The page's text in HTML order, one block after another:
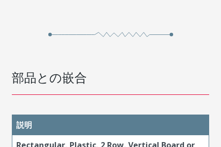
部品との嵌合
説明
Rectangular, Plastic, 2 Row, Vertical Board or